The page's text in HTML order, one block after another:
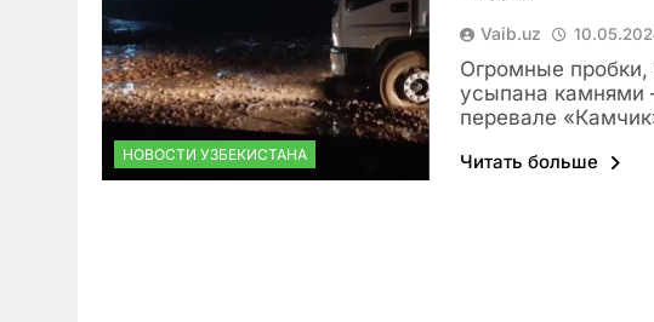
НОВОСТИ УЗБЕКИСТАНА
Vaib.uz
Огромные пробки,
усыпана камнями
перевале
Читать больше